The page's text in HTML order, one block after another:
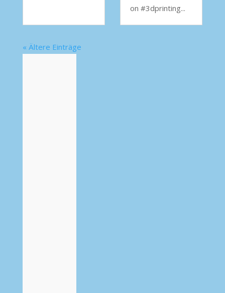
on #3dprinting...
« Ältere Einträge